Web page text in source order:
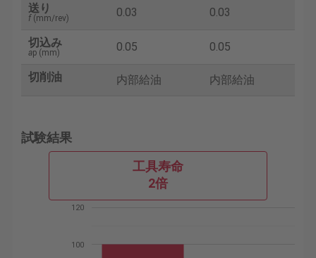
送り
f(mm/rev) 0.03 0.03
切込み
ap (mm) 0.05 0.05
切削油 内部給油 内部給油
試験結果
工具寿命
2倍
100
120